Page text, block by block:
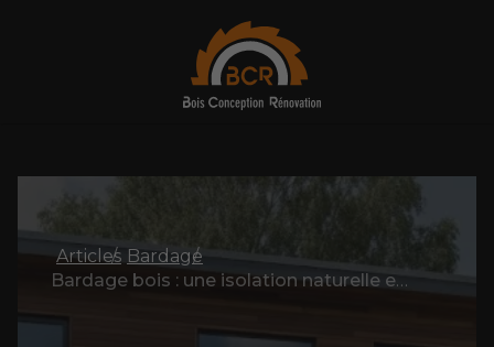
Articles Bardage
Bardage bois : une isolation naturelle et esthétique pour votre maison